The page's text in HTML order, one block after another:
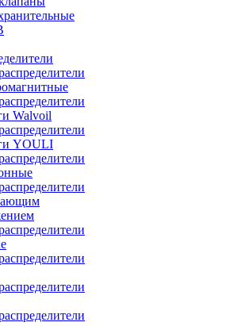
Walvoil
YOULI